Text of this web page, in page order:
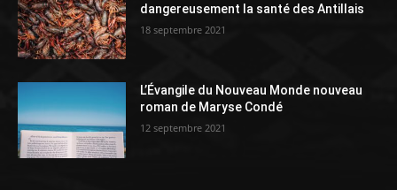
dangereusement la santé des Antillais
18 septembre 2021
L’Évangile du Nouveau Monde nouveau
roman de Maryse Condé
12 septembre 2021